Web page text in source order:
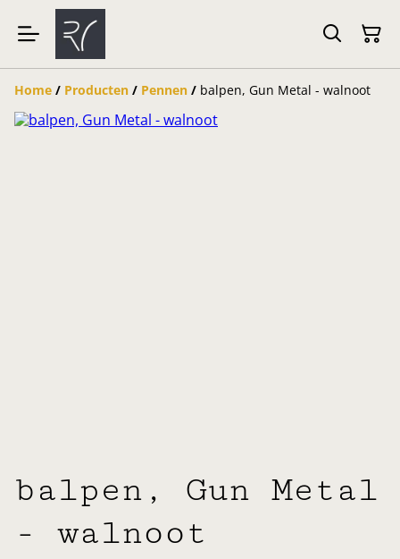
Home / Producten / Pennen / balpen, Gun Metal - walnoot
balpen, Gun Metal
- walnoot